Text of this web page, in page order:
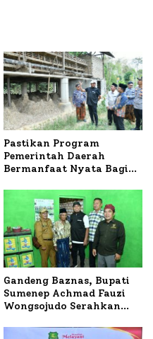
Pastikan Program
Pemerintah Daerah
Bermanfaat Nyata Bagi
Sumenep Tinjau Langsung
Budidaya Lele dan Ayam
Petelur di Desa Bataal
Timur
Gandeng Baznas, Bupati
Sumenep Achmad Fauzi
Wongsojudo Serahkan
Dua Kecamatan